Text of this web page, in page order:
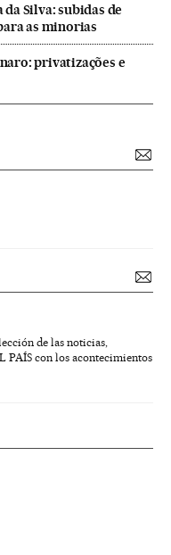
Silva: subidas de
as minorias
privatizações e
de las noticias,
PAÍS con los acontecimientos